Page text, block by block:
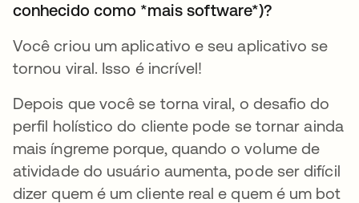
conhecido como *mais software*)?
Você criou um aplicativo e seu aplicativo se
tornou viral. Isso é incrível!
Depois que você se torna viral, o desafio do
perfil holístico do cliente pode se tornar ainda
mais íngreme porque, quando o volume de
atividade do usuário aumenta, pode ser difícil
dizer quem é um cliente real e quem é um bot